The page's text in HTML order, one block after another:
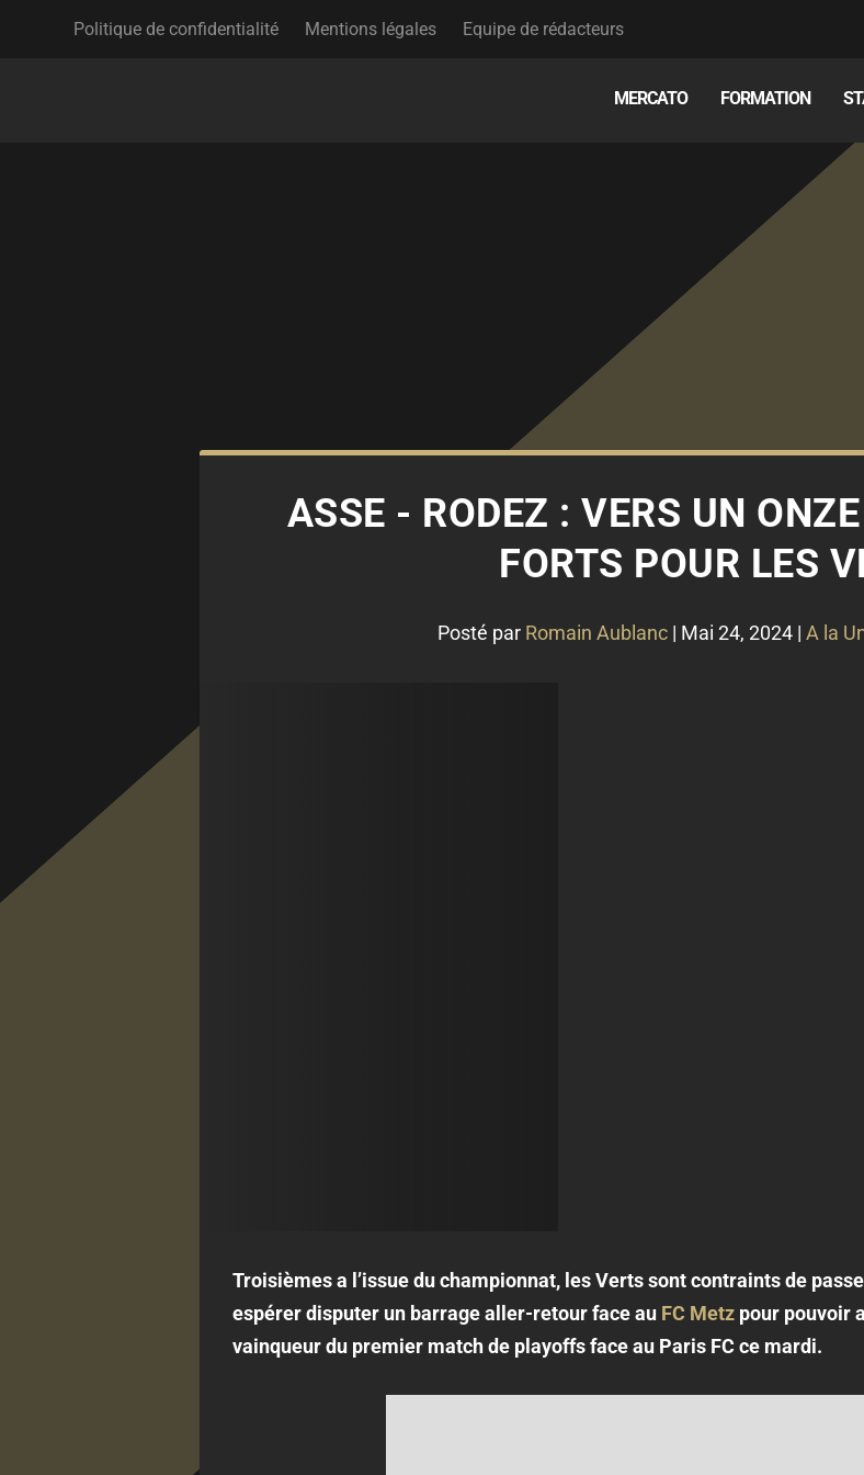
Politique de confidentialité Mentions légales Equipe de rédacteurs
MERCATO FORMATION
ASSE - RODEZ : VERS UN
FORTS POUR LES
Posté par Romain Aublanc| Mai 24, 2024| A la
Troisièmes a l’issue du championnat, les Verts sont contraints de
espérer disputer un barrage aller-retour face au FC Metzpour pouvoir
vainqueur du premier match de playoffs face au Paris FC ce mardi.